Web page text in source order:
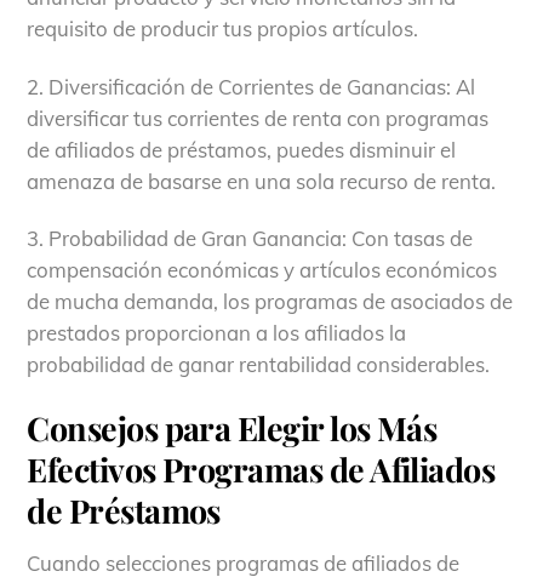
requisito de producir tus propios artículos.
2. Diversificación de Corrientes de Ganancias: Al
diversificar tus corrientes de renta con programas
de afiliados de préstamos, puedes disminuir el
amenaza de basarse en una sola recurso de renta.
3. Probabilidad de Gran Ganancia: Con tasas de
compensación económicas y artículos económicos
de mucha demanda, los programas de asociados de
prestados proporcionan a los afiliados la
probabilidad de ganar rentabilidad considerables.
Consejos para Elegir los Más
Efectivos Programas de Afiliados
de Préstamos
Cuando selecciones programas de afiliados de